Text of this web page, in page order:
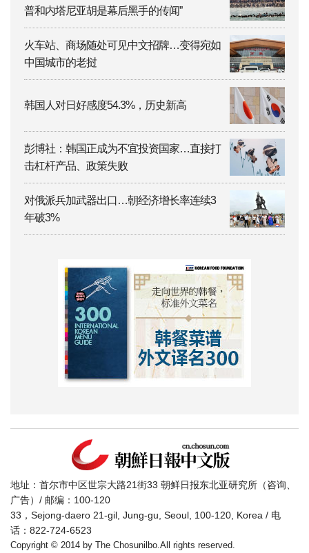
普和内塔尼亚胡是幕后黑手的传闻”
火车站、商场随处可见中文招牌…变得宛如
中国城市的老挝
韩国人对日好感度54.3%，历史新高
彭博社：韩国正成为不宜投资国家…直接打
击杠杆产品、政策失败
对俄派兵加武器出口…朝经济增长率连续3
年破3%
地址：首尔市中区世宗大路21街33 朝鲜日报东北亚研究所（咨询、
广告）/ 邮编：100-120
33，Sejong-daero 21-gil, Jung-gu, Seoul, 100-120, Korea / 电
话：822-724-6523
Copyright © 2014 by The Chosunilbo.All rights reserved.